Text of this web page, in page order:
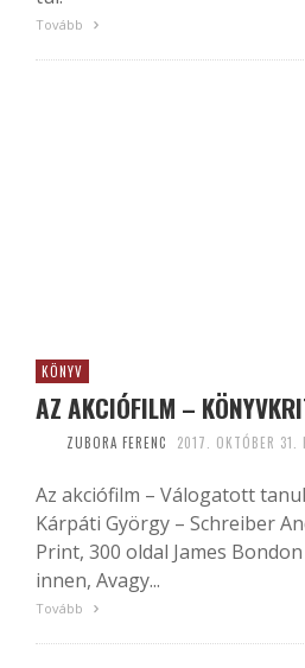
Tovább
KÖNYV
AZ AKCIÓFILM –
ZUBORA FERENC 2017. OKTÓBER 31.
Az akciófilm – Válogatott
Kárpáti György – Schreiber
Print, 300 oldal James
innen, Avagy...
Tovább